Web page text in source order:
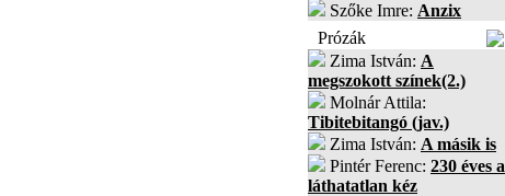
Szőke Imre: Anzix
Prózák
Zima István: A
megszokott színek(2.)
Molnár Attila:
Tibitebitangó (jav.)
Zima István: A másik is
Pintér Ferenc: 230 éves a
láthatatlan kéz